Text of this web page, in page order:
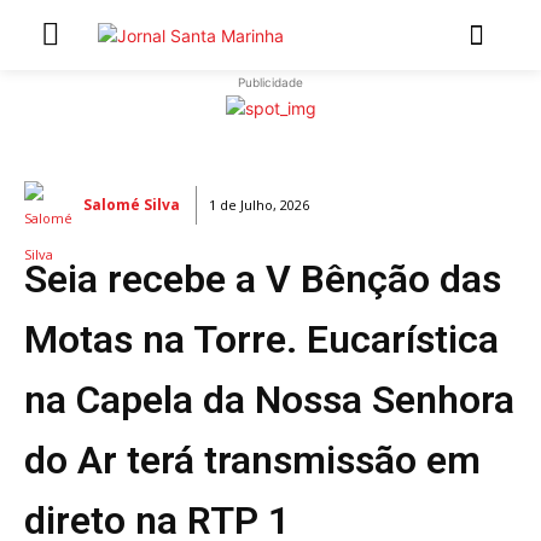
ARTIGOS DE OPINIÃO
Secções
NATAL NAS FREGUESIAS
ATUALIDADE
REGIÃO
SOCIEDADE
Publicidade
Salomé Silva 1 de Julho, 2026
Seia recebe a V Bênção das
Motas na Torre. Eucarística
na Capela da Nossa Senhora
do Ar terá transmissão em
direto na RTP 1